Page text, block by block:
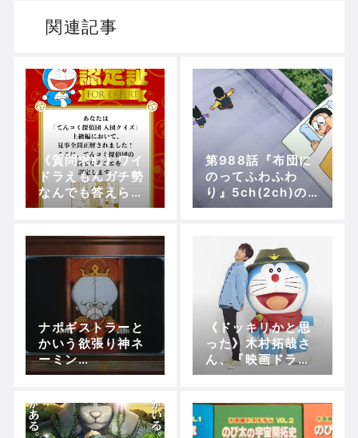
ドラゴンクエスト３の思い出
Powered by livedoor 相互RSS
関連記事
《質問求む》ワイ
ドラえもんガチ勢
なんでも答えられ
る！！！！！
第988話『布団に
のってふわふわ
り』5ch(2ch)の
実況、ツッコミ、
ラえもん】
ナポギストラーと
かいう欲張り神ネ
ーミン
グ！！！！！【ブ
ンス)】
《ドッキリかと思
った》木村拓哉さ
ん、『映画ドラえ
もん のび太の新恐